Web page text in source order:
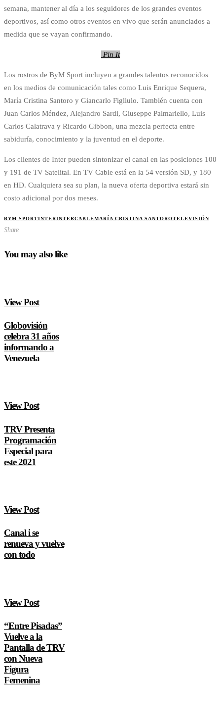
semana, mantener al día a los seguidores de los grandes eventos
deportivos, así como otros eventos en vivo que serán anunciados a
medida que se vayan confirmando.
Pin It
Los rostros de ByM Sport incluyen a grandes talentos reconocidos
en los medios de comunicación tales como Luis Enrique Sequera,
María Cristina Santoro y Giancarlo Figliulo. También cuenta con
Juan Carlos Méndez, Alejandro Sardi, Giuseppe Palmariello, Luis
Carlos Calatrava y Ricardo Gibbon, una mezcla perfecta entre
sabiduría, conocimiento y la juventud en el deporte.
Los clientes de Inter pueden sintonizar el canal en las posiciones 100
y 191 de TV Satelital. En TV Cable está en la 54 versión SD, y 180
en HD. Cualquiera sea su plan, la nueva oferta deportiva estará sin
costo adicional por dos meses.
BYM SPORTINTERINTERCABLEMARÍA CRISTINA SANTOROTELEVISIÓN
Share
You may also like
View Post
Globovisión
celebra 31 años
informando a
Venezuela
View Post
TRV Presenta
Programación
Especial para
este 2021
View Post
Canal i se
renueva y vuelve
con todo
View Post
“Entre Pisadas”
Vuelve a la
Pantalla de TRV
con Nueva
Figura
Femenina